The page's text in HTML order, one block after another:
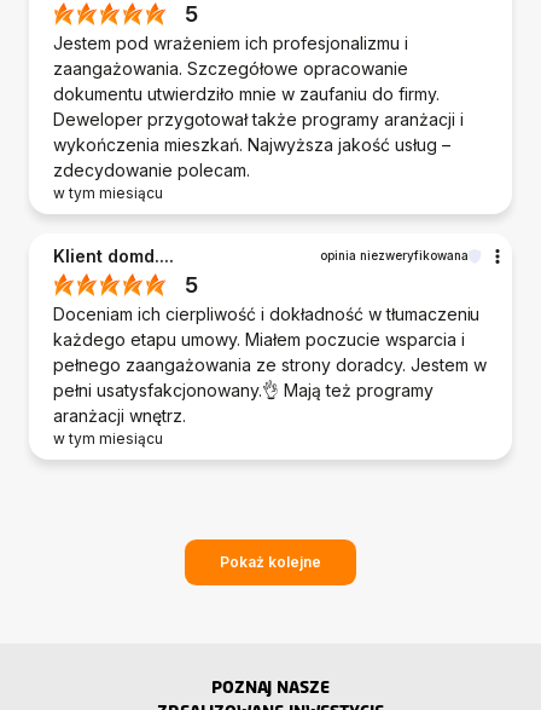
5
Jestem pod wrażeniem ich profesjonalizmu i
zaangażowania. Szczegółowe opracowanie
dokumentu utwierdziło mnie w zaufaniu do firmy.
Deweloper przygotował także programy aranżacji i
wykończenia mieszkań. Najwyższa jakość usług –
zdecydowanie polecam.
w tym miesiącu
Klient domd.... opinia niezweryfikowana
5
Doceniam ich cierpliwość i dokładność w tłumaczeniu
każdego etapu umowy. Miałem poczucie wsparcia i
pełnego zaangażowania ze strony doradcy. Jestem w
pełni usatysfakcjonowany.👌 Mają też programy
aranżacji wnętrz.
w tym miesiącu
Pokaż kolejne
POZNAJ NASZE